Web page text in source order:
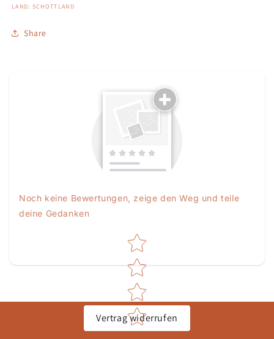
LAND: SCHOTTLAND
Share
Noch keine Bewertungen, zeige den Weg und teile
deine Gedanken
Star rating
Vertrag widerrufen